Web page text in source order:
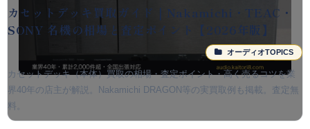
カセットデッキ買取ガイド｜Nakamichi・TEAC・
SONY 名機の相場と査定ポイント【2026年版】
オーディオTOPICS
カセットデッキ（本体）買取の相場・査定ポイント・高く売るコツを業
界40年の店主が解説。Nakamichi DRAGON等の実買取例も掲載。査定無
料。